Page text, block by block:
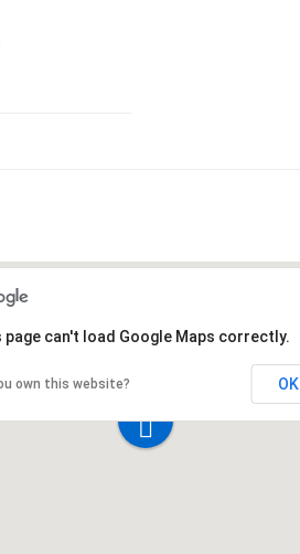
page can't load Google Maps correctly.
own this website? OK